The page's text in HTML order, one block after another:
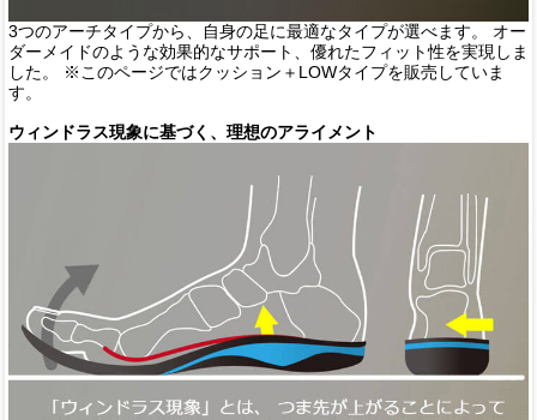
3つのアーチタイプから、自身の足に最適なタイプが選べます。 オー
ダーメイドのような効果的なサポート、優れたフィット性を実現しま
した。 ※このページではクッション＋LOWタイプを販売していま
す。
ウィンドラス現象に基づく、理想のアライメント